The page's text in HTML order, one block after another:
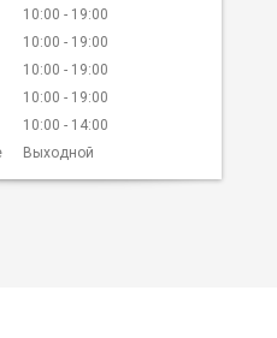
10:00
19:00
10:00
19:00
10:00
19:00
10:00
19:00
10:00
14:00
Выходной